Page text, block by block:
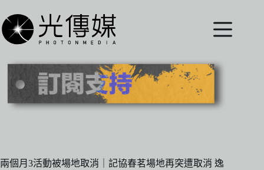
至
主
內
兩個月3活動被場地取消｜記協春茗場地再突遭取消 逸